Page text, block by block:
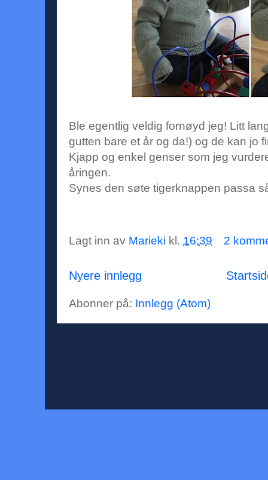
Ble egentlig veldig fornøyd jeg! Litt
gutten bare et år og da!) og de kan jo
Kjapp og enkel genser som jeg
åringen.
Synes den søte tigerknappen passa
Lagt inn av Marieki kl. 16:39 2
Nyere innlegg
Abonner på: Innlegg (Atom)